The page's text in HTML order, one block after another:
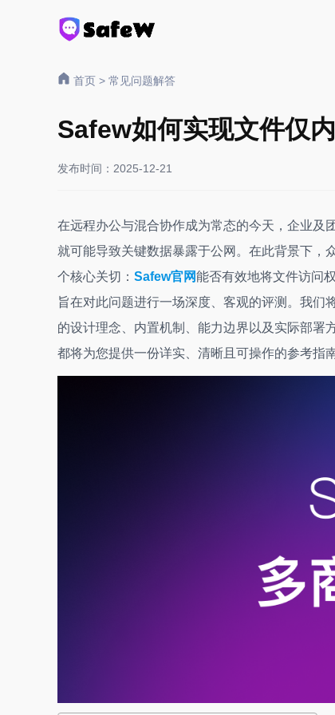
首页 > 常见问题解答
Safew如何实现文件仅
发布时间：2025-12-21
在远程办公与混合协作成为常态的今天，企业及
就可能导致关键数据暴露于公网。在此背景下，
个核心关切： Safew官网能否有效地将文件访问
旨在对此问题进行一场深度、客观的评测。我们
的设计理念、内置机制、能力边界以及实际部署
都将为您提供一份详实、清晰且可操作的参考指南